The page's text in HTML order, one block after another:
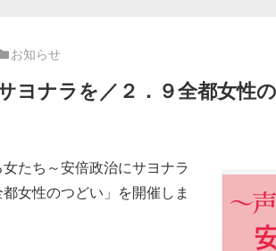
お知らせ
ヨナラを／２．９全都女性
女たち～安倍政治にサヨナラ
女性のつどい」を開催しま